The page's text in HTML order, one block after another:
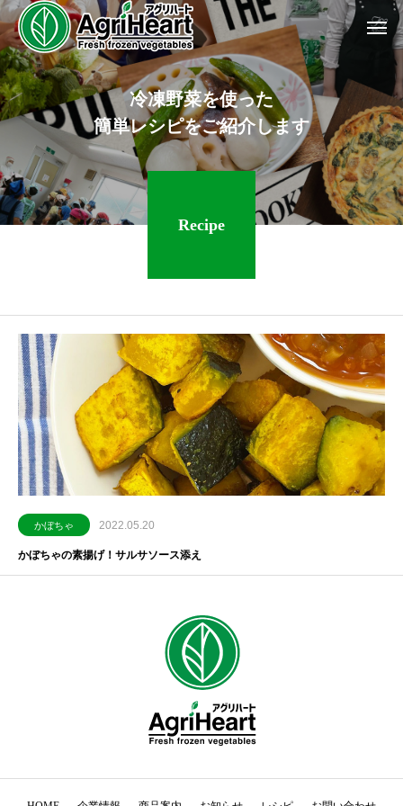
冷凍野菜を使った
簡単レシピをご紹介します
Recipe
かぼちゃ 2022.05.20
かぼちゃの素揚げ！サルサソース添え